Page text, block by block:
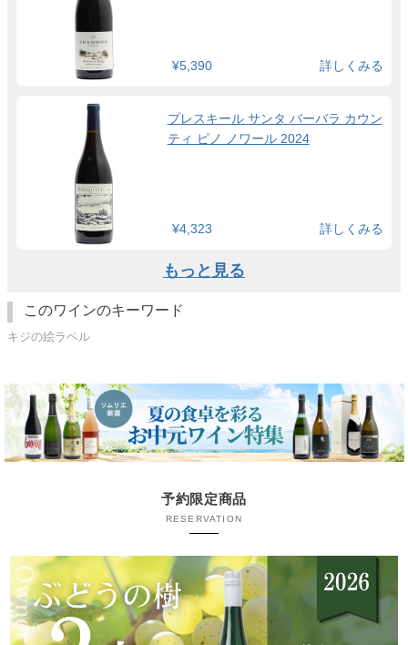
¥5,390 詳しくみる
プレスキール サンタ バーバラ カウン
ティ ピノ ノワール 2024
¥4,323 詳しくみる
もっと見る
このワインのキーワード
キジの絵ラベル
予約限定商品
RESERVATION